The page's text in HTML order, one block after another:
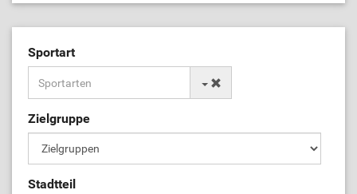
Sportart
Zielgruppe
Stadtteil